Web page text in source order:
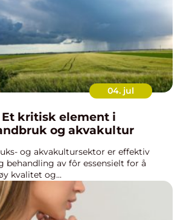
04. jul
Et kritisk element i
og akvakultur
og akvakultursektor er effektiv
behandling av fôr essensielt for å
kvalitet og...